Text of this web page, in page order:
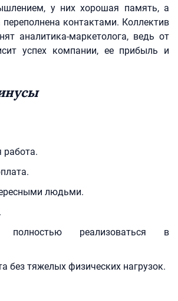
у них хорошая память, а
контактами. Коллектив
аналитика-маркетолога, ведь от
успех компании, ее прибыль и
работа.
людьми.
полностью реализоваться в
без тяжелых физических нагрузок.